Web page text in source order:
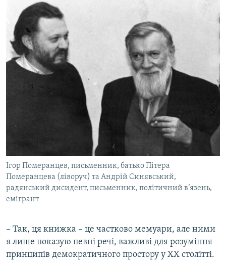
Ігор Померанцев, письменник, батько Пітера
Померанцева (ліворуч) та Андрій Синявський,
радянський дисидент, письменник, політичний в’язень,
емігрант
– Так, ця книжка – це частково мемуари, але ними
я лише показую певні речі, важливі для розуміння
принципів демократичного простору у ХХ столітті.